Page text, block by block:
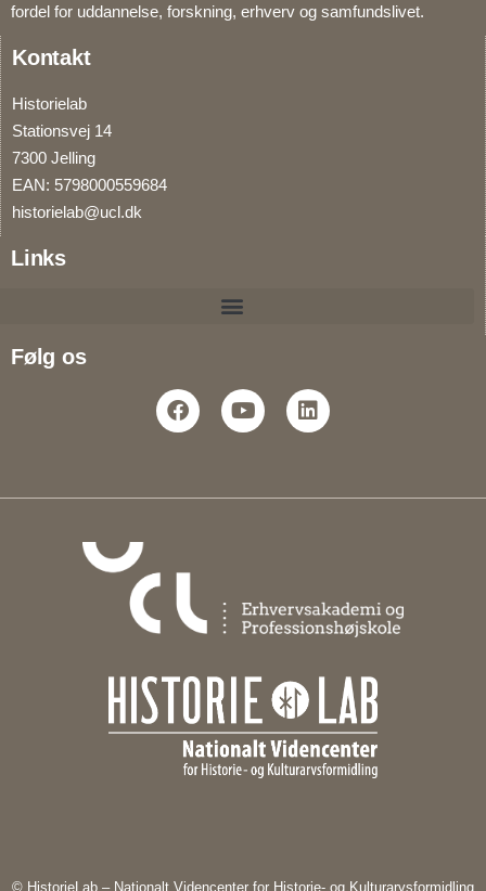
fordel for uddannelse, forskning, erhverv og samfundslivet.
Kontakt
Historielab
Stationsvej 14
7300 Jelling
EAN: 5798000559684
historielab@ucl.dk
Links
Følg os
© HistorieLab – Nationalt Videncenter for Historie- og Kulturarvsformidling